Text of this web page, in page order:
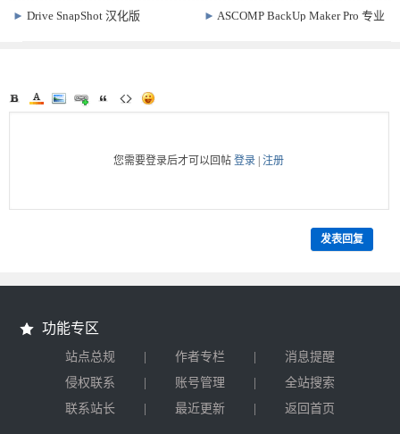
►Drive SnapShot 汉化版
► ASCOMP BackUp Maker Pro 专业
您需要登录后才可以回帖登录 |注册
发表回复
功能专区
站点总规 | 作者专栏 |
消息提醒
侵权联系
| 账号管理 |
全站搜索
联系站长
| 最近更新 | 返回首页